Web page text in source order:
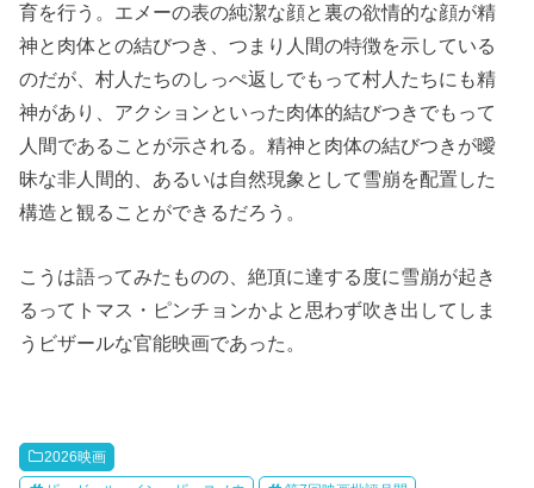
育を行う。エメーの表の純潔な顔と裏の欲情的な顔が精
神と肉体との結びつき、つまり人間の特徴を示している
のだが、村人たちのしっぺ返しでもって村人たちにも精
神があり、アクションといった肉体的結びつきでもって
人間であることが示される。精神と肉体の結びつきが曖
昧な非人間的、あるいは自然現象として雪崩を配置した
構造と観ることができるだろう。
こうは語ってみたものの、絶頂に達する度に雪崩が起き
るってトマス・ピンチョンかよと思わず吹き出してしま
うビザールな官能映画であった。
2026映画